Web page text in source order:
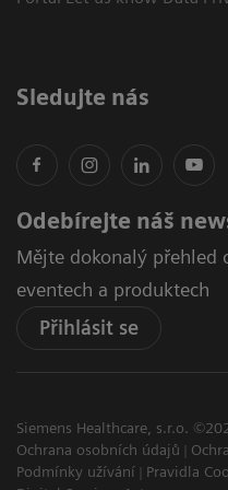
Sledujte nás
Odebírejte náš
Mějte dokonalý přehled
eventech a produktech
Přihlásit se
Siemens Healthcare, s.r.o.
Ochrana osobních údajů
Podmínky užívání
Pravidla